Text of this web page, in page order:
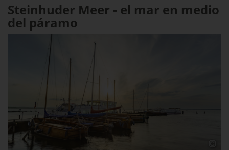
Steinhuder Meer - el mar en medio
del páramo